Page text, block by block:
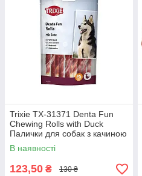
Trixie TX-31371 Denta Fun
Chewing Rolls with Duck
Палички для собак з качиною
грудкою 12 см, 10 шт, 80 г
В наявності
123,50 ₴ 130 ₴